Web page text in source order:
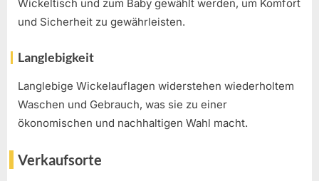
Wickeltisch und zum Baby gewählt werden, um Komfort
und Sicherheit zu gewährleisten.
Langlebigkeit
Langlebige Wickelauflagen widerstehen wiederholtem
Waschen und Gebrauch, was sie zu einer
ökonomischen und nachhaltigen Wahl macht.
Verkaufsorte